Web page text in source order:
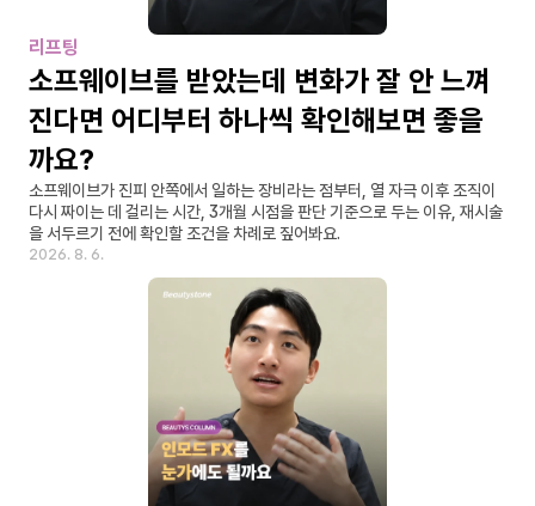
리프팅
소프웨이브를 받았는데 변화가 잘 안 느껴
진다면 어디부터 하나씩 확인해보면 좋을
까요?
소프웨이브가 진피 안쪽에서 일하는 장비라는 점부터, 열 자극 이후 조직이
다시 짜이는 데 걸리는 시간, 3개월 시점을 판단 기준으로 두는 이유, 재시술
을 서두르기 전에 확인할 조건을 차례로 짚어봐요.
2026. 8. 6.